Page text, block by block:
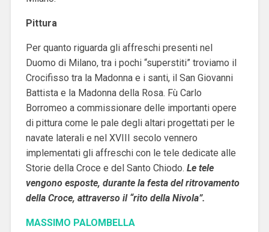
Pittura
Per quanto riguarda gli affreschi presenti nel
Duomo di Milano, tra i pochi “superstiti” troviamo il
Crocifisso tra la Madonna e i santi, il San Giovanni
Battista e la Madonna della Rosa. Fù Carlo
Borromeo a commissionare delle importanti opere
di pittura come le pale degli altari progettati per le
navate laterali e nel XVIII secolo vennero
implementati gli affreschi con le tele dedicate alle
Storie della Croce e del Santo Chiodo. Le tele
vengono esposte, durante la festa del ritrovamento
della Croce, attraverso il “rito della Nivola”.
MASSIMO PALOMBELLA